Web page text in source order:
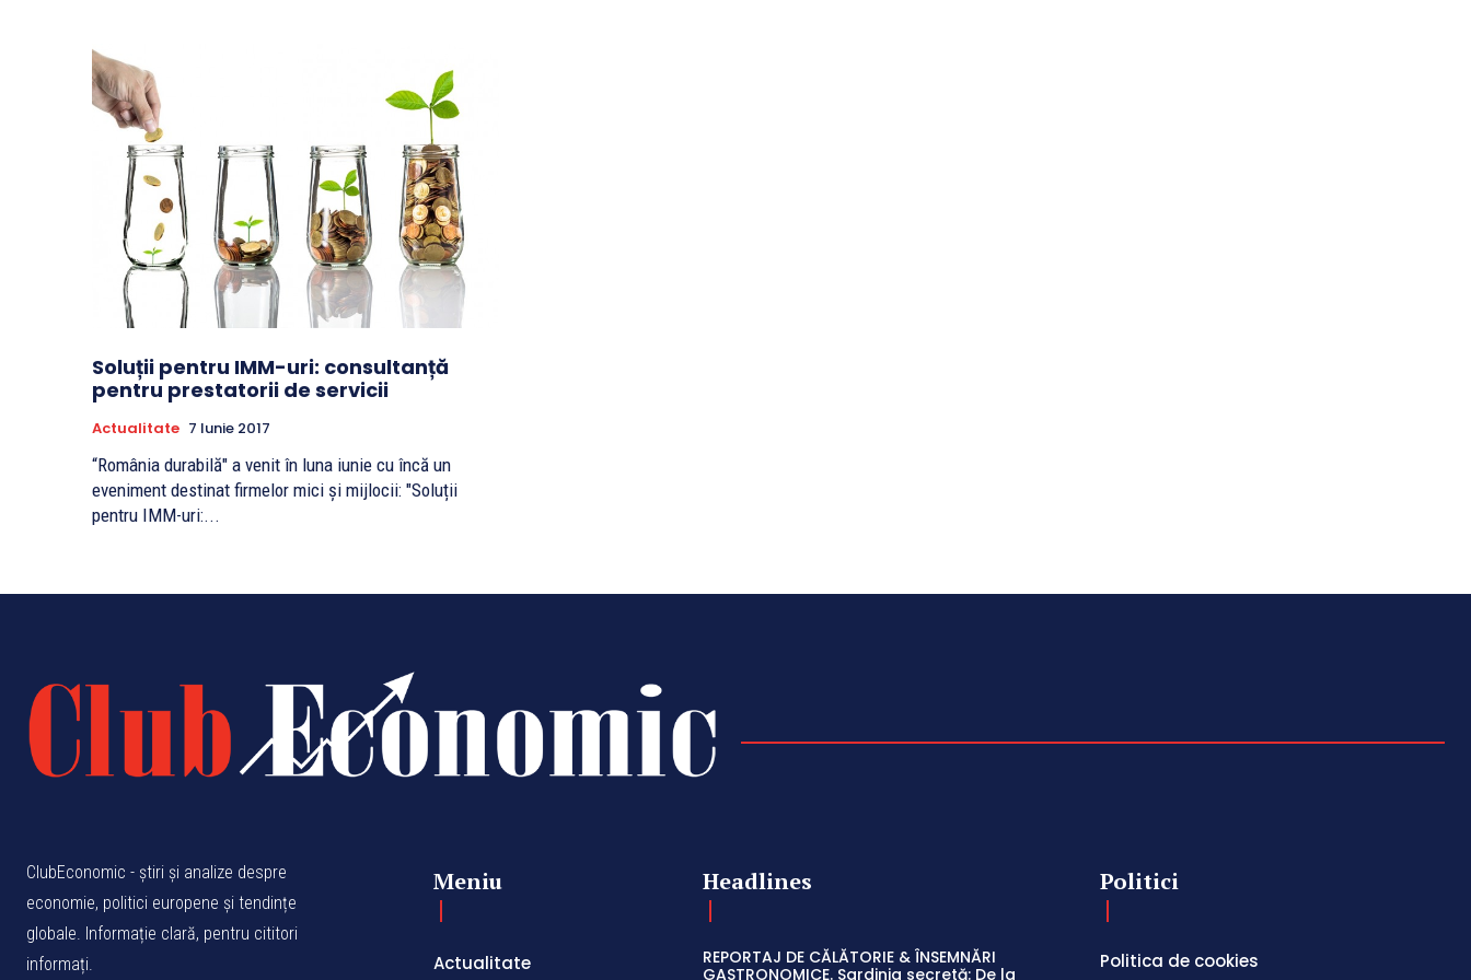
Soluții pentru IMM-uri: consultanță
pentru prestatorii de servicii
Actualitate 7 Iunie 2017
“România durabilă" a venit în luna iunie cu încă un
eveniment destinat firmelor mici și mijlocii: "Soluții
pentru IMM-uri:...
ClubEconomic - știri și analize despre
economie, politici europene și tendințe
globale. Informație clară, pentru cititori
informați.
Meniu
Actualitate
Headlines
REPORTAJ DE CĂLĂTORIE & ÎNSEMNĂRI
GASTRONOMICE. Sardinia secretă: De la
Politici
Politica de cookies